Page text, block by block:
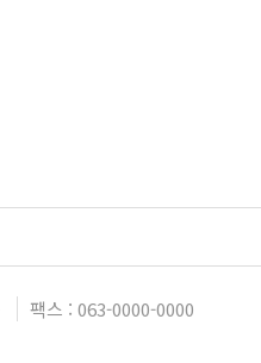
팩스 : 063-0000-0000